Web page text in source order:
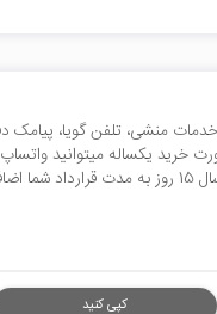
خدمات منشی، تلفن گویا،
یکساله میتوانید واتساپ
شد.
کپی کنید